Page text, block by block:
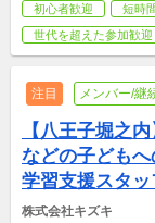
初心者歓迎 短時
世代を超えた参加歓迎
注目 メンバー/継
【八王子堀之
などの子どもへ
学習支援スタッ
株式会社キズキ